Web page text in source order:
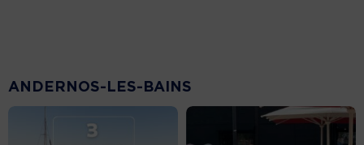
ANDERNOS-LES-BAINS